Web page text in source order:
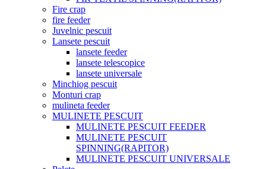
Fire crap
fire feeder
Juvelnic pescuit
Lansete pescuit
lansete feeder
lansete telescopice
lansete universale
Minchiog pescuit
Monturi crap
mulineta feeder
MULINETE PESCUIT
MULINETE PESCUIT FEEDER
MULINETE PESCUIT
SPINNING(RAPITOR)
MULINETE PESCUIT UNIVERSALE